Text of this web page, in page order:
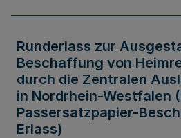
Runderlass zur
Beschaffung von
durch die Zentralen
in Nordrhein-Westfalen
Passersatzpapier-
Erlass)